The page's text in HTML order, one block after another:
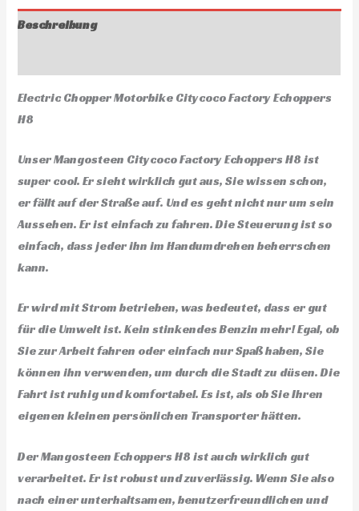
Beschreibung
Electric Chopper Motorbike Citycoco Factory Echoppers
H8
Unser Mangosteen Citycoco Factory Echoppers H8 ist
super cool. Er sieht wirklich gut aus, Sie wissen schon,
er fällt auf der Straße auf. Und es geht nicht nur um sein
Aussehen. Er ist einfach zu fahren. Die Steuerung ist so
einfach, dass jeder ihn im Handumdrehen beherrschen
kann.
Er wird mit Strom betrieben, was bedeutet, dass er gut
für die Umwelt ist. Kein stinkendes Benzin mehr! Egal, ob
Sie zur Arbeit fahren oder einfach nur Spaß haben, Sie
können ihn verwenden, um durch die Stadt zu düsen. Die
Fahrt ist ruhig und komfortabel. Es ist, als ob Sie Ihren
eigenen kleinen persönlichen Transporter hätten.
Der Mangosteen Echoppers H8 ist auch wirklich gut
verarbeitet. Er ist robust und zuverlässig. Wenn Sie also
nach einer unterhaltsamen, benutzerfreundlichen und